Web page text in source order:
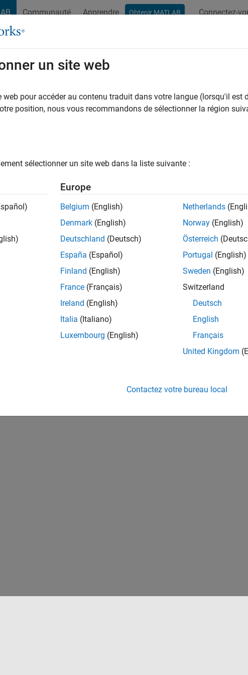
Communauté Apprendre Obtenir MATLAB Connectez-
Trier par
un site web
web pour accéder au contenu traduit dans votre langue (lorsqu'il
position, nous vous recommandons de sélectionner la région
sélectionner un site web dans la liste suivante :
Europe
Belgium (English)
Denmark (English)
Deutschland (Deutsch)
España (Español)
Finland (English)
France (Français)
Ireland (English)
Italia (Italiano)
Luxembourg (English)
Netherlands
Norway (English)
Österreich
Portugal (English)
Sweden (English)
Switzerland
Deutsch
English
Français
United Kingdom
Contactez votre bureau local